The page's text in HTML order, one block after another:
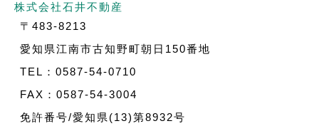
株式会社石井不動産
〒483-8213
愛知県江南市古知野町朝日150番地
TEL：0587-54-0710
FAX：0587-54-3004
免許番号/愛知県(13)第8932号